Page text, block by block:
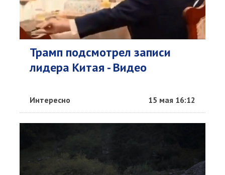
Трамп подсмотрел записи
лидера Китая - Видео
Интересно 15 мая 16:12